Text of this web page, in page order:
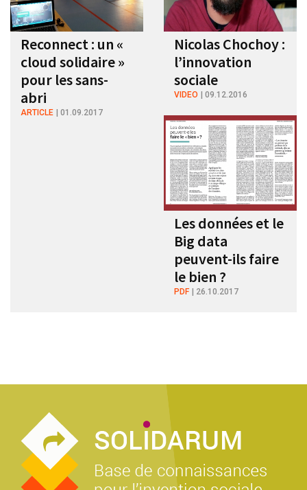
Reconnect : un «
cloud solidaire »
pour les sans-
abri
ARTICLE 01.09.2017
Nicolas Chochoy :
l’innovation
sociale
VIDEO 09.12.2016
Les données et le
Big data
peuvent-ils faire
le bien ?
PDF 26.10.2017